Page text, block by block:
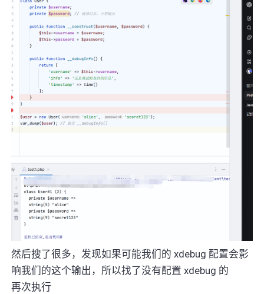
然后搜了很多，发现如果可能我们的 xdebug 配置会影
响我们的这个输出，所以找了没有配置 xdebug 的
再次执行